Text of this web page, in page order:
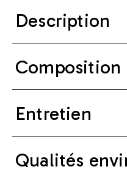
Description
Composition
Entretien
Qualités